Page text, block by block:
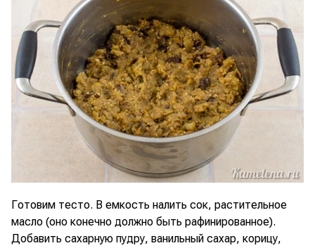
Готовим тесто. В емкость налить сок, растительное
масло (оно конечно должно быть рафинированное).
Добавить сахарную пудру, ванильный сахар, корицу,